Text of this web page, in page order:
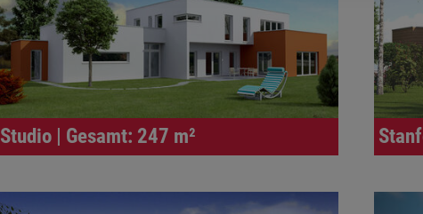
Studio | Gesamt: 247 m²